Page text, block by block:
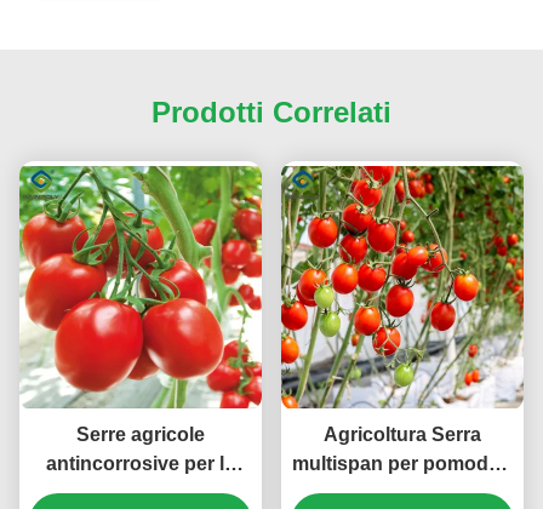
Prodotti Correlati
Serre agricole
antincorrosive per la
produzione di ortaggi
Agricoltura Serra
multispan per pomodori
Progetto chiavi in mano